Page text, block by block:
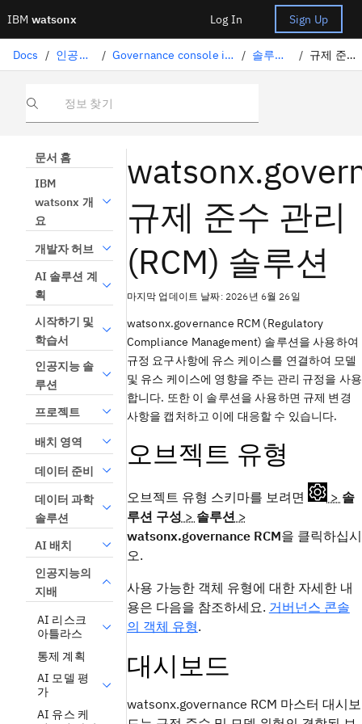
IBM watsonx Log In Sign Up
Docs / 인공지능의 지배 / Governance console in IBM watsonx 를 사용하여 리스크 및 컴플라이언스 관리 / 솔루션 구성 요소 / 규제 준수 관리 솔루션
정보 찾기
문서 홈
IBM
watsonx 개
요
개발자 허브
AI 솔루션 계
획
시작하기 및
학습서
인공지능 솔
루션
프로젝트
배치 영역
데이터 준비
데이터 과학
솔루션
AI 배치
인공지능의
지배
AI 리스크
아틀라스
통제 계획
AI 모델 평
가
AI 유스 케
규제 준수 관리
(RCM) 솔루션
마지막 업데이트 날짜: 2026년 6월 26일
watsonx.governance RCM (Regulatory
Compliance Management) 솔루션을 사용하여
규정 요구사항에 유스 케이스를 연결하여 모델
및 유스 케이스에 영향을 주는 관리 규정을 사용
합니다. 또한 이 솔루션을 사용하면 규제 변경
사항을 캡처하고 이에 대응할 수 있습니다.
오브젝트 유형
오브젝트 유형 스키마를 보려면 > 솔
루션 구성 > 솔루션 >
watsonx.governance RCM을 클릭하십시
오.
사용 가능한 객체 유형에 대한 자세한 내
용은 다음을 참조하세요. 거버넌스 콘솔
의 객체 유형.
대시보드
watsonx.governance RCM 마스터 대시보